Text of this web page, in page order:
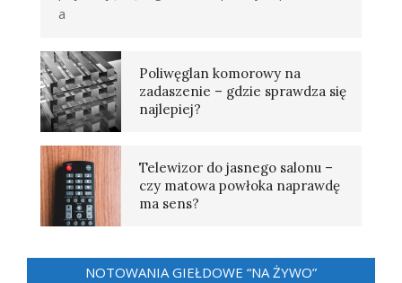
a
Poliwęglan komorowy na
zadaszenie – gdzie sprawdza się
najlepiej?
Telewizor do jasnego salonu –
czy matowa powłoka naprawdę
ma sens?
NOTOWANIA GIEŁDOWE “NA ŻYWO”